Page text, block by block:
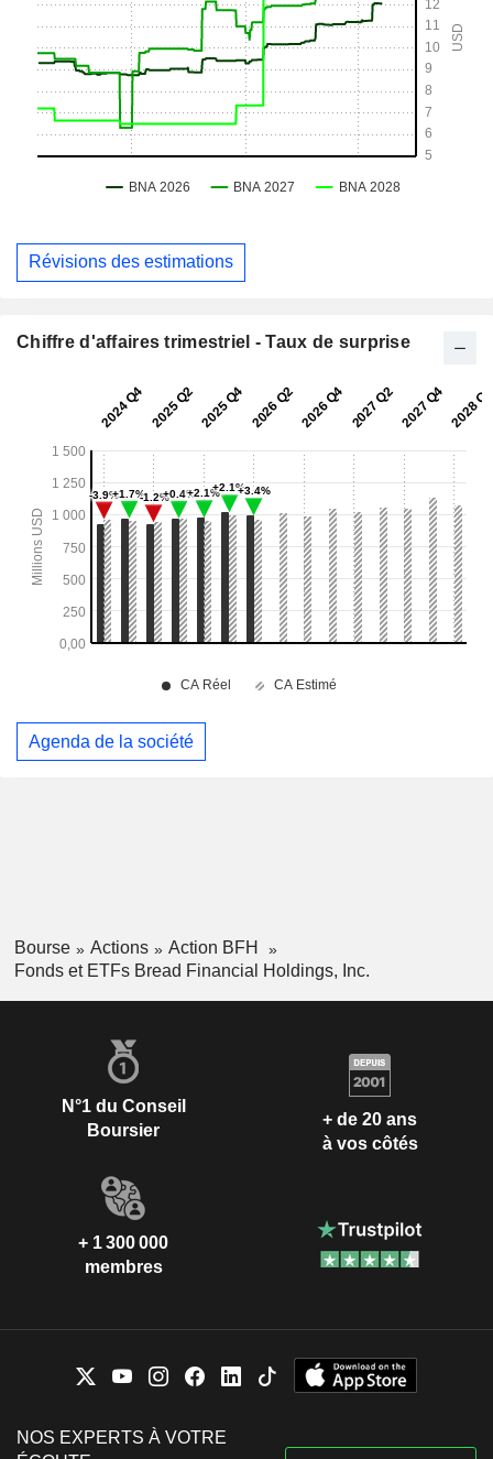
Révisions des estimations
Chiffre d'affaires trimestriel - Taux de surprise
Agenda de la société
Bourse Actions
Action BFH
Fonds et ETFs Bread Financial Holdings, Inc.
N°1 du Conseil
Boursier
+ de 20 ans
à vos côtés
+ 1 300 000
membres
NOS EXPERTS À VOTRE